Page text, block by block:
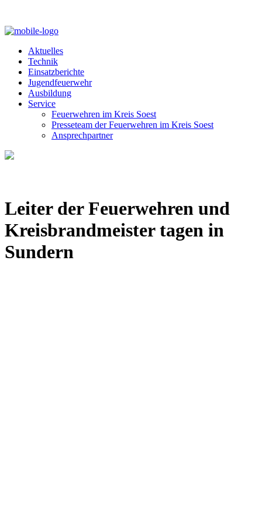
Aktuelles
Technik
Einsatzberichte
Jugendfeuerwehr
Ausbildung
Service
Feuerwehren im Kreis Soest
Presseteam der Feuerwehren im Kreis Soest
Ansprechpartner
Leiter der Feuerwehren und
Kreisbrandmeister tagen in
Sundern